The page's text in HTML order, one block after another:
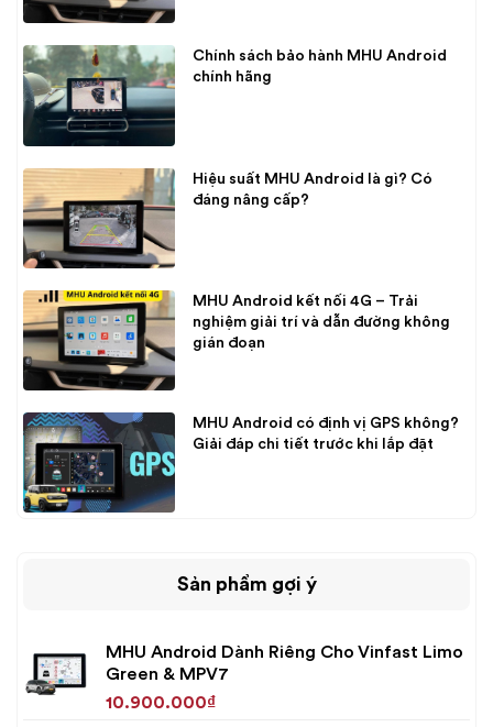
Chính sách bảo hành MHU Android
chính hãng
Hiệu suất MHU Android là gì? Có
đáng nâng cấp?
MHU Android kết nối 4G – Trải
nghiệm giải trí và dẫn đường không
gián đoạn
MHU Android có định vị GPS không?
Giải đáp chi tiết trước khi lắp đặt
Sản phẩm gợi ý
MHU Android Dành Riêng Cho Vinfast Limo
Green & MPV7
10.900.000₫